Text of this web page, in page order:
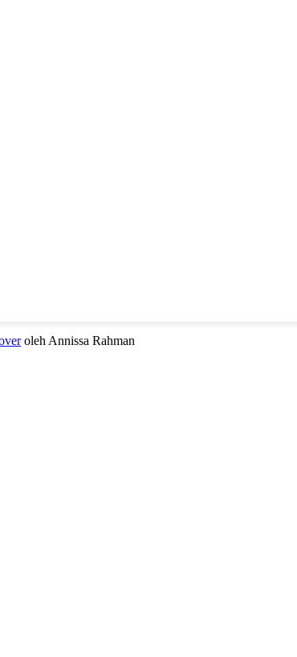
oleh Annissa Rahman